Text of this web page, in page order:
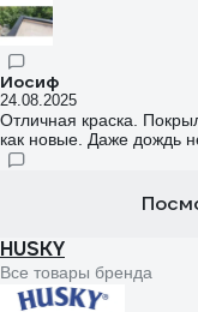
Иосиф
24.08.2025
Отличная краска.
как новые. Даже дождь
HUSKY
Все товары бренда